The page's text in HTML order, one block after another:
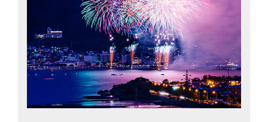
本一（2015年）など誰にでも居場所がある県づくりを進
めています。長野市と松本市を中心に、長野県への移住
を検討するのに役立つ情報を掲載しています。北アルプ
スをのぞむ雄大な自然と、大都市圏への好アクセスが魅
力の長野県。認定NPO法人ふるさと回帰支援センター
（東京）による移住希望地域ランキングでは「ちょうど
いい田舎」が評価され、2年連続1位に輝いたばかり。ま